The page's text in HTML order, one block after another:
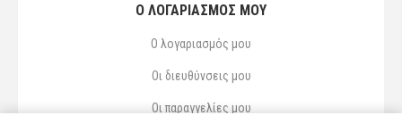
Ο ΛΟΓΑΡΙΑΣΜΌΣ ΜΟΥ
Ο λογαριασμός μου
Οι διευθύνσεις μου
Οι παραγγελίες μου